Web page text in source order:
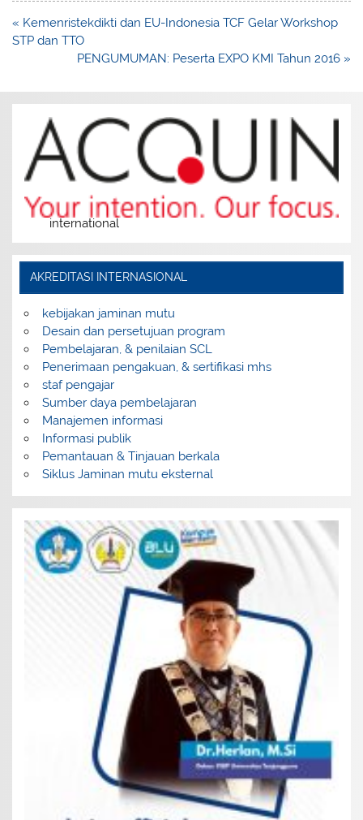
Post
navigation
« Kemenristekdikti dan EU-Indonesia TCF Gelar Workshop
STP dan TTO
PENGUMUMAN: Peserta EXPO KMI Tahun 2016 »
international
AKREDITASI INTERNASIONAL
kebijakan jaminan mutu
Desain dan persetujuan program
Pembelajaran, & penilaian SCL
Penerimaan pengakuan, & sertifikasi mhs
staf pengajar
Sumber daya pembelajaran
Manajemen informasi
Informasi publik
Pemantauan & Tinjauan berkala
Siklus Jaminan mutu eksternal